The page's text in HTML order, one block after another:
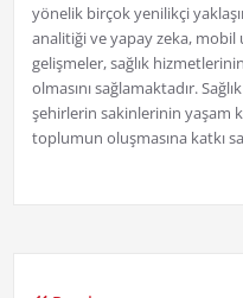
yönelik birçok yenilikçi
analitiği ve yapay zeka,
gelişmeler, sağlık
olmasını sağlamaktadır.
şehirlerin sakinlerinin yaşam
toplumun oluşmasına katkı